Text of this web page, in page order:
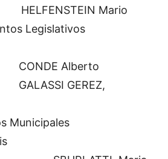
Mario
Legislativos
Alberto
GEREZ,
Municipales